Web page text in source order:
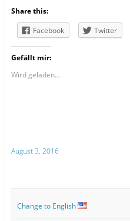
Share this:
Facebook
Twitter
Gefällt mir:
Wird geladen...
August 3, 2016
Change to English